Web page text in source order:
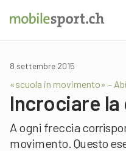
8 settembre 2015
«scuola in movimento» –
Incrociare la
A ogni freccia
movimento. Questo